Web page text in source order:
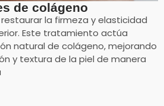
de colágeno
la firmeza y elasticidad
Este tratamiento actúa
natural de colágeno, mejorando
y textura de la piel de manera